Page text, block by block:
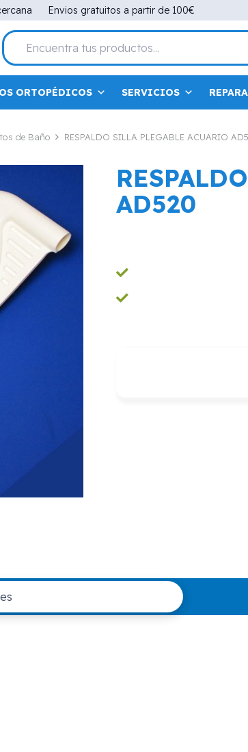
Envios gratuitos a partir de 100€
ORTOPÉDICOS SERVICIOS
de Baño RESPALDO SILLA PLEGABLE ACUARIO
AD520